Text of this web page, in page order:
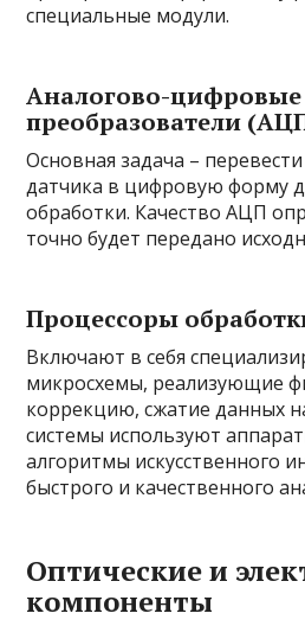
специальные модули.
Аналогово-цифровые
преобразователи
Основная задача –
датчика в цифровую форму
обработки. Качество АЦП
точно будет передано
Процессоры
Включают в себя
микросхемы, реализующие
коррекцию, сжатие данных
системы используют
алгоритмы искусственного
быстрого и качественного
Оптические и
компоненты